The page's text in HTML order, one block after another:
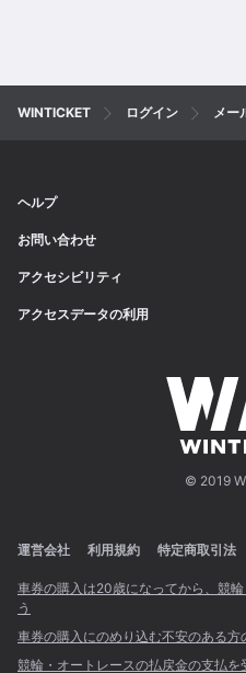
WINTICKET ログイン メー
ヘルプ
お問い合わせ
アクセシビリティ
アクセスデータの利用
© 2019
運営会社 利用規約 特定商取引法
車券の購入は20歳になってから、競
う
車券の購入にのめり込む不安のある方
競輪・オートレースの払戻金の支払を